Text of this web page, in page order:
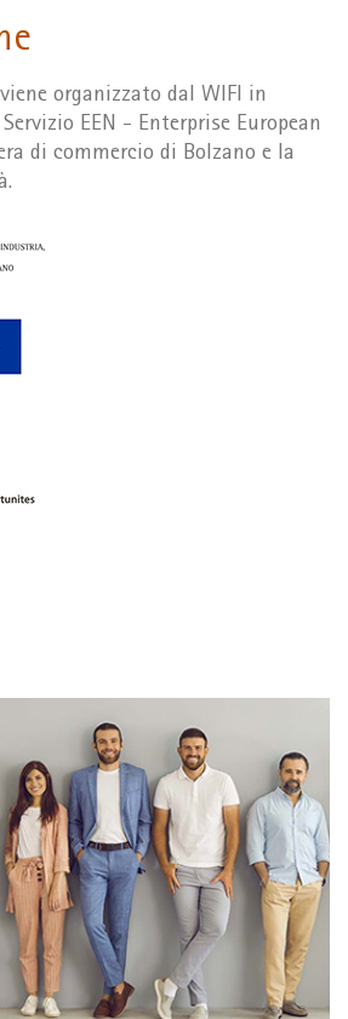
organizzato dal WIFI in
EEN - Enterprise European
di commercio di Bolzano e la